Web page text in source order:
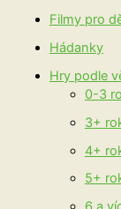
Filmy pro
Hádanky
Hry podle
0-3
3+
4+
5+